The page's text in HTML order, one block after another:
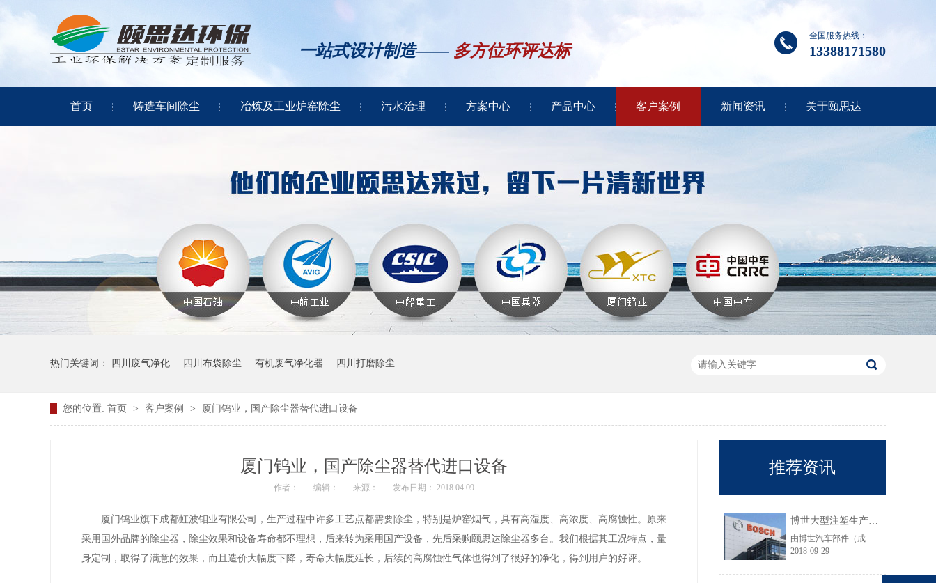
一站式设计制造—— 多方位环评达标
全国服务热线：
13388171580
首页 铸造车间除尘 冶炼及工业炉窑除尘 污水治理 方案中心 产品中心 客户案例 新闻资讯 关于颐思达
热门关键词： 四川废气净化 四川布袋除尘 有机废气净化器 四川打磨除尘
您的位置: 首页 > 客户案例 > 厦门钨业，国产除尘器替代进口设备
厦门钨业，国产除尘器替代进口设备
作者： 编辑： 来源： 发布日期： 2018.04.09
厦门钨业旗下成都虹波钼业有限公司，生产过程中许多工艺点都需要除尘，特别是炉窑烟气，具有高湿度、高浓度、高腐蚀性。原来
采用国外品牌的除尘器，除尘效果和设备寿命都不理想，后来转为采用国产设备，先后采购颐思达除尘器多台。我们根据其工况特点，量
身定制，取得了满意的效果，而且造价大幅度下降，寿命大幅度延长，后续的高腐蚀性气体也得到了很好的净化，得到用户的好评。
推荐资讯
博世大型注塑生产线VOC净化工程圆满结束
由博世汽车部件（成都）有限公司委托颐思达设计、制造、安装的大型注塑生产线废气净化工程项目于近日全部竣工，试运行效果显示，运行结果完全符合设计要求。
2018-09-29